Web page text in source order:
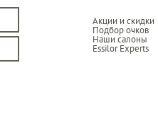
Акции и скидки
Подбор очков
Наши салоны
Essilor Experts